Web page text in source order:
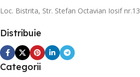
Loc. Bistrita, Str. Stefan Octavian Iosif nr.13
Distribuie
Categorii